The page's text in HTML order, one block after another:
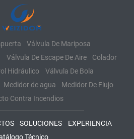
Válvula De Mariposa
Válvula De Escape De Aire
Colador
Hidráulico
Válvula De Bola
Medidor de agua
Medidor De Flujo
Contra Incendios
SOLUCIONES
EXPERIENCIA
Técnico